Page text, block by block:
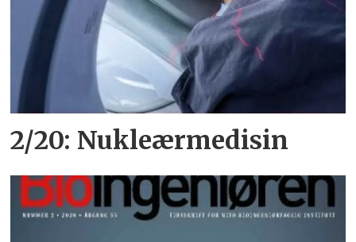
2/20: Nukleærmedisin